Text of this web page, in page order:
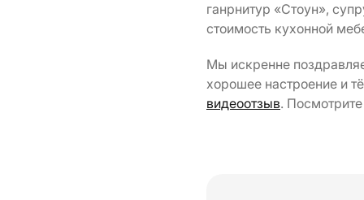
ганрнитур «Стоун»,
стоимость кухонной
Мы искренне
хорошее настроение и
видеоотзыв.